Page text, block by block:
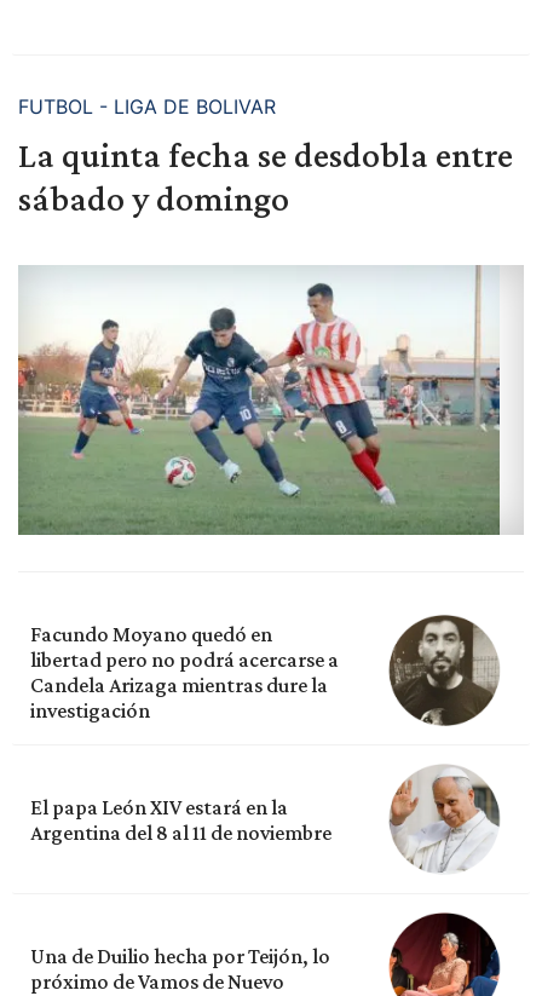
FUTBOL - LIGA DE BOLIVAR
La quinta fecha se desdobla entre
sábado y domingo
Facundo Moyano quedó en
libertad pero no podrá acercarse a
Candela Arizaga mientras dure la
investigación
El papa León XIV estará en la
Argentina del 8 al 11 de noviembre
Una de Duilio hecha por Teijón, lo
próximo de Vamos de Nuevo